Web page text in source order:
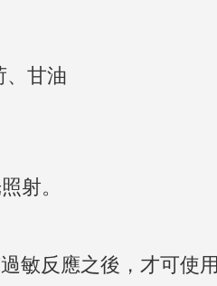
甘油
射。
敏反應之後，才可使用